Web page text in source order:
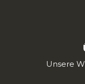
Unsere